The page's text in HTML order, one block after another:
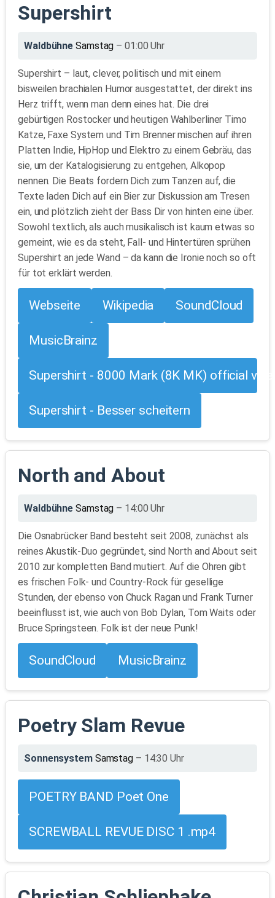
Supershirt
Waldbühne Samstag – 01:00 Uhr
Supershirt – laut, clever, politisch und mit einem
bisweilen brachialen Humor ausgestattet, der direkt ins
Herz trifft, wenn man denn eines hat. Die drei
gebürtigen Rostocker und heutigen Wahlberliner Timo
Katze, Faxe System und Tim Brenner mischen auf ihren
Platten Indie, HipHop und Elektro zu einem Gebräu, das
sie, um der Katalogisierung zu entgehen, Alkopop
nennen. Die Beats fordern Dich zum Tanzen auf, die
Texte laden Dich auf ein Bier zur Diskussion am Tresen
ein, und plötzlich zieht der Bass Dir von hinten eine über.
Sowohl textlich, als auch musikalisch ist kaum etwas so
gemeint, wie es da steht, Fall- und Hintertüren sprühen
Supershirt an jede Wand – da kann die Ironie noch so oft
für tot erklärt werden.
Webseite Wikipedia SoundCloud
MusicBrainz
Supershirt - 8000 Mark (8K MK) official
Supershirt - Besser scheitern
North and About
Waldbühne Samstag – 14:00 Uhr
Die Osnabrücker Band besteht seit 2008, zunächst als
reines Akustik-Duo gegründet, sind North and About seit
2010 zur kompletten Band mutiert. Auf die Ohren gibt
es frischen Folk- und Country-Rock für gesellige
Stunden, der ebenso von Chuck Ragan und Frank Turner
beeinflusst ist, wie auch von Bob Dylan, Tom Waits oder
Bruce Springsteen. Folk ist der neue Punk!
SoundCloud MusicBrainz
Poetry Slam Revue
Sonnensystem Samstag – 14:30 Uhr
POETRY BAND Poet One
SCREWBALL REVUE DISC 1 .mp4